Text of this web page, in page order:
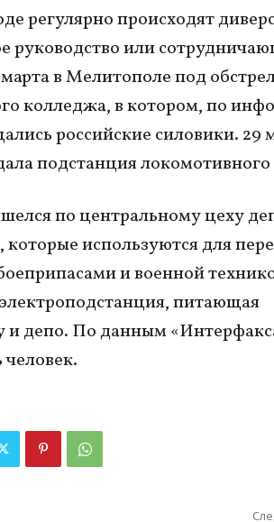
регулярно происходят
руководство или
в Мелитополе под
колледжа, в котором, по
российские силовики. 29
подстанция
по центральному цеху
используются для
и военной
питающая
депо. По данным